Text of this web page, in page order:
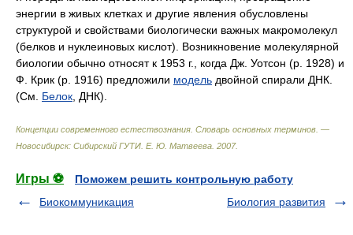
энергии в живых клетках и другие явления обусловлены
структурой и свойствами биологически важных макромолекул
(белков и нуклеиновых кислот). Возникновение молекулярной
биологии обычно относят к 1953 г., когда Дж. Уотсон (р. 1928) и
Ф. Крик (р. 1916) предложили модель двойной спирали ДНК.
(См. Белок , ДНК).
Концепции современного естествознания. Словарь основных терминов. —
Новосибирск: Сибирский ГУТИ Е. Ю. Матвеева 2007.
Игры ⚽
Поможем решить контрольную работу
Биокоммуникация
Биология развития